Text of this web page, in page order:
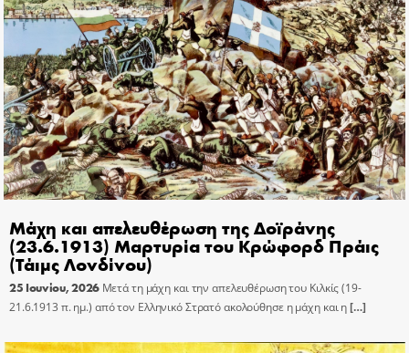
Μάχη και απελευθέρωση της Δοϊράνης
(23.6.1913) Μαρτυρία του Κρώφορδ Πράις
(Τάιμς Λονδίνου)
25 Ιουνίου, 2026 Μετά τη μάχη και την απελευθέρωση του Κιλκίς (19-
21.6.1913 π. ημ.) από τον Ελληνικό Στρατό ακολούθησε η μάχη και η[…]